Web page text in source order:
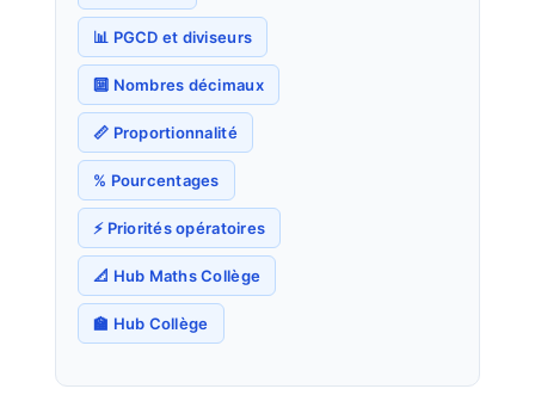
📊 PGCD et diviseurs
🔟 Nombres décimaux
📏 Proportionnalité
% Pourcentages
⚡ Priorités opératoires
📐 Hub Maths Collège
🏫 Hub Collège